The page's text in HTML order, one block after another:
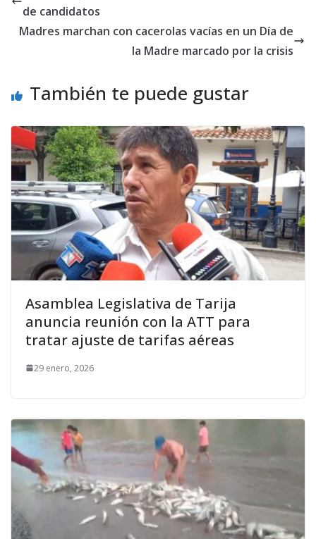
de candidatos
Madres marchan con cacerolas vacías en un Día de
la Madre marcado por la crisis
También te puede gustar
Asamblea Legislativa de Tarija
anuncia reunión con la ATT para
tratar ajuste de tarifas aéreas
29 enero, 2026